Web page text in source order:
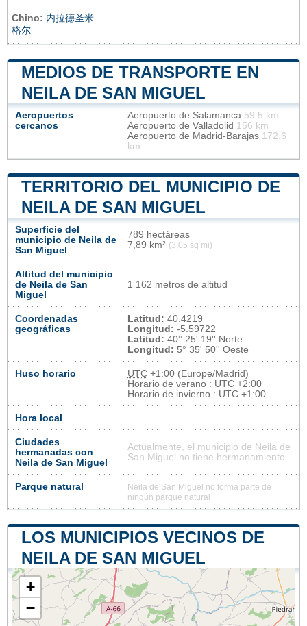
Chino: 内拉德圣米
格尔
MEDIOS DE TRANSPORTE EN
NEILA DE SAN MIGUEL
Aeropuertos
cercanos
Aeropuerto de Salamanca 59.5 km
Aeropuerto de Valladolid 156 km
Aeropuerto de Madrid-Barajas 172.6
km
TERRITORIO DEL MUNICIPIO DE
NEILA DE SAN MIGUEL
Superficie del
municipio de Neila de
San Miguel
789 hectáreas
7,89 km² (3,05 sq mi)
Altitud del municipio
de Neila de San
Miguel
1 162 metros de altitud
Coordenadas
geográficas
Latitud: 40.4219
Longitud: -5.59722
Latitud: 40° 25' 19'' Norte
Longitud: 5° 35' 50'' Oeste
Huso horario UTC +1:00 (Europe/Madrid)
Horario de verano : UTC +2:00
Horario de invierno : UTC +1:00
Hora local
Ciudades
hermanadas con
Neila de San Miguel
Actualmente, el municipio de Neila de
San Miguel no tiene hermanamiento
Parque natural
Neila de San Miguel no forma parte de
ningún parque natural
LOS MUNICIPIOS VECINOS DE
NEILA DE SAN MIGUEL
+
−